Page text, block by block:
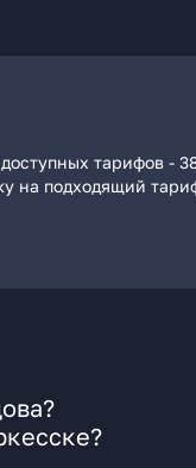
тарифов -
на подходящий